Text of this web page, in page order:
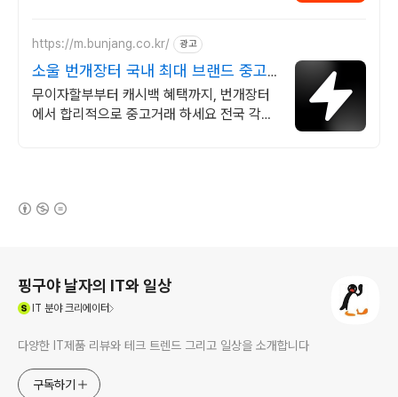
https://m.bunjang.co.kr/ 광고
소울 번개장터 국내 최대 브랜드 중고
거래
무이자할부부터 캐시백 혜택까지, 번개장터
에서 합리적으로 중고거래 하세요 전국 각지
핑구야 날자의 IT와 일상
IT 분야 크리에이터
다양한 IT제품 리뷰와 테크 트렌드 그리고 일상을 소개합니다
구독하기